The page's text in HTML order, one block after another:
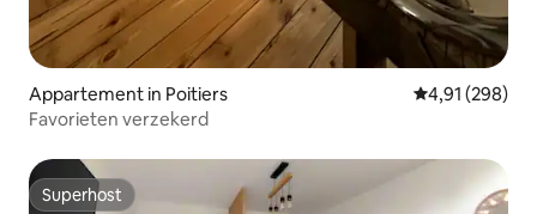
Appartement in Poitiers Gemiddelde
4,91 (298)
Favorieten verzekerd
Superhost
Superhost